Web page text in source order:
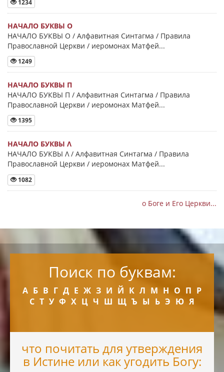
1234
НАЧАЛО БУКВЫ Ο
НАЧАЛО БУКВЫ Ο / Алфавитная Синтагма / Правила
Православной Церкви / иеромонах Матфей...
1249
НАЧАЛО БУКВЫ Π
НАЧАЛО БУКВЫ Π / Алфавитная Синтагма / Правила
Православной Церкви / иеромонах Матфей...
1395
НАЧАЛО БУКВЫ Λ
НАЧАЛО БУКВЫ Λ / Алфавитная Синтагма / Правила
Православной Церкви / иеромонах Матфей...
1082
о Боге и Его Церкви...
Поиск по буквам:
А Б В Г Д Е Ж З И Й К Л М Н О П Р
С Т У Ф Х Ц Ч Ш Щ Ъ Ы Ь Э Ю Я
что почитать для утверждения
в Истине или как угодить Богу: